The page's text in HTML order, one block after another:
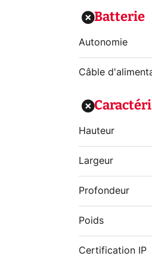
Batterie
Autonomie
Câble
Hauteur
Largeur
Profondeur
Poids
Certification IP